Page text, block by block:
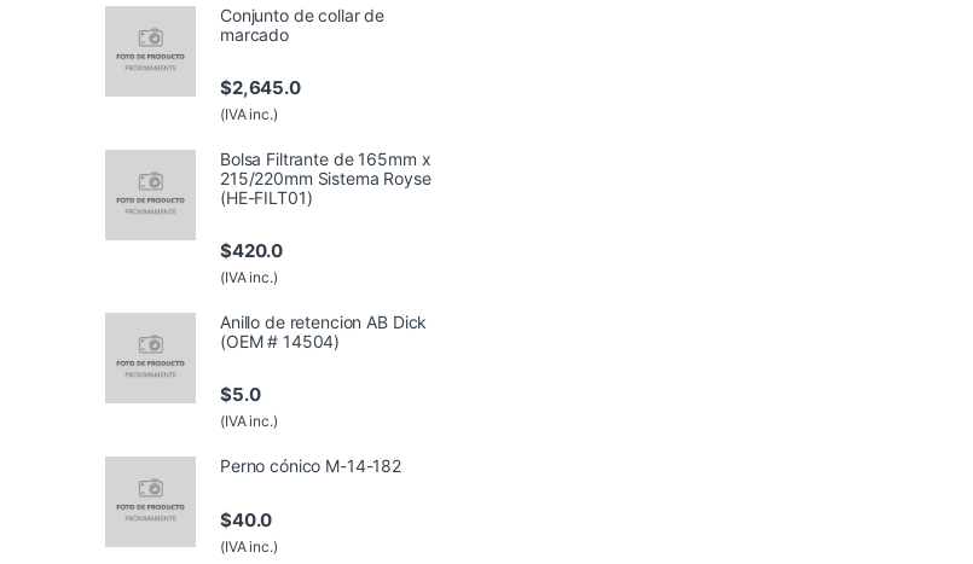
Conjunto de collar de
marcado
$2,645.0
(IVA inc.)
Bolsa Filtrante de 165mm x
215/220mm Sistema Royse
(HE-FILT01)
$420.0
(IVA inc.)
Anillo de retencion AB Dick
(OEM # 14504)
$5.0
(IVA inc.)
Perno cónico M-14-182
$40.0
(IVA inc.)